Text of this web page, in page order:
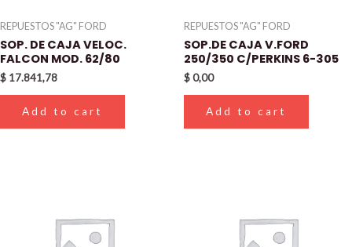
REPUESTOS "AG" FORD
SOP. DE CAJA VELOC.
FALCON MOD. 62/80
$ 17.841,78
Add to cart
REPUESTOS "AG" FORD
SOP.DE CAJA V.FORD
250/350 C/PERKINS 6-305
$0,00
Add to cart